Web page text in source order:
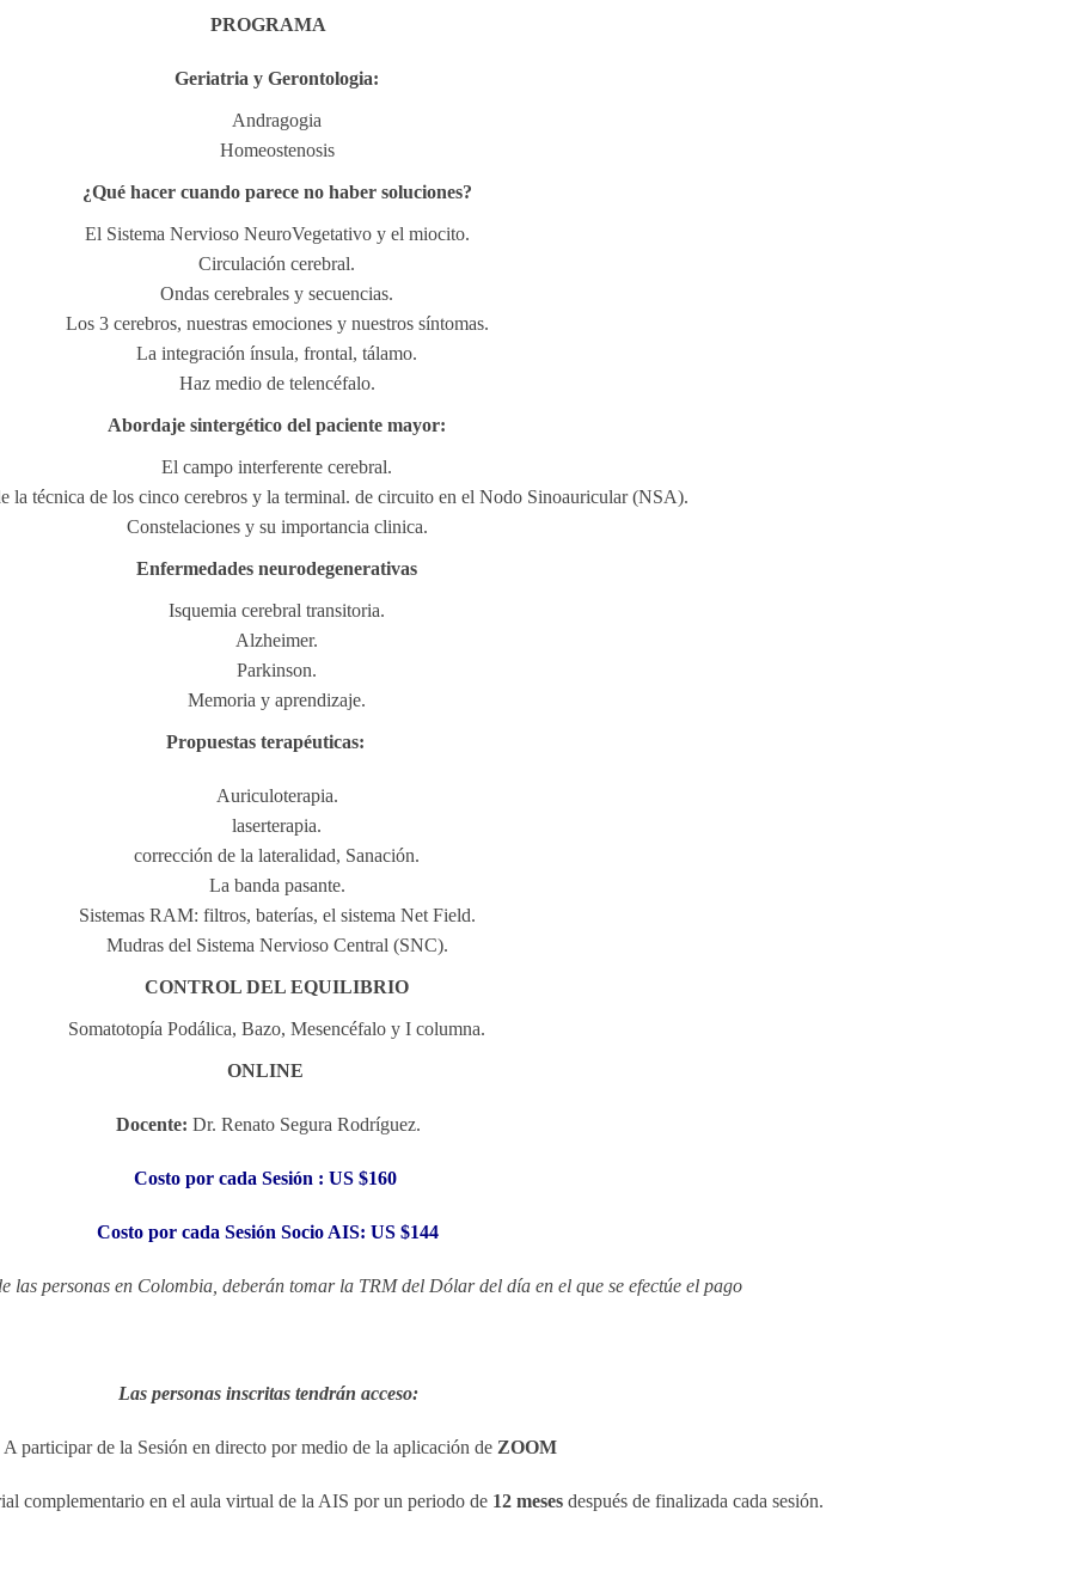
PROGRAMA
Geriatria y Gerontologia:
Andragogia
Homeostenosis
¿Qué hacer cuando parece no haber soluciones?
El Sistema Nervioso NeuroVegetativo y el miocito.
Circulación cerebral.
Ondas cerebrales y secuencias.
Los 3 cerebros, nuestras emociones y nuestros síntomas.
La integración ínsula, frontal, tálamo.
Haz medio de telencéfalo.
Abordaje sintergético del paciente mayor:
El campo interferente cerebral.
la técnica de los cinco cerebros y la terminal. de circuito en el Nodo Sinoauricular (NSA).
Constelaciones y su importancia clinica.
Enfermedades neurodegenerativas
Isquemia cerebral transitoria.
Alzheimer.
Parkinson.
Memoria y aprendizaje.
Propuestas terapéuticas:
Auriculoterapia.
laserterapia.
corrección de la lateralidad, Sanación.
La banda pasante.
Sistemas RAM: filtros, baterías, el sistema Net Field.
Mudras del Sistema Nervioso Central (SNC).
CONTROL DEL EQUILIBRIO
Somatotopía Podálica, Bazo, Mesencéfalo y I columna.
ONLINE
Docente: Dr. Renato Segura Rodríguez.
Costo por cada Sesión : US $160
Costo por cada Sesión Socio AIS: US $144
las personas en Colombia, deberán tomar la TRM del Dólar del día en el que se efectúe el pago
Las personas inscritas tendrán acceso:
participar de la Sesión en directo por medio de la aplicación de ZOOM
complementario en el aula virtual de la AIS por un periodo de 12 mesesdespués de finalizada cada sesión.